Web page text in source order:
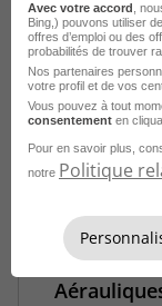
Je postule
Avec votre accord ,
Bing,) pouvons utiliser
offres d’emploi ou des
probabilités de trouver
Nos partenaires
votre profil et de vos
Vous pouvez à tout
consentement en
Pour en savoir plus,
notre Politique